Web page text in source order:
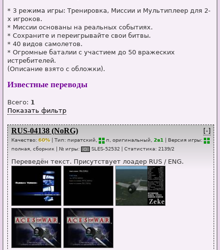
* 3 режима игры: Тренировка, Миссии и Мультиплеер для 2-
х игроков.
* Миссии основаны на реальных событиях.
* Сохраните и переигрывайте свои битвы.
* 40 видов самолетов.
* Огромные баталии с участием до 50 вражеских
истребителей.
(Описание взято с обложки).
Известные переводы
Всего: 1
Показать фильтр
[-]
RUS-04138 (NoRG)
Качество: 60% | Тип: пиратский, п , оригинальный, 2в1
| Версия игры:
полная, сборник | № игры: SL ES-52532 Статистика: 2139/2
Переведён текст. Присутствует лоадер RUS / ENG.